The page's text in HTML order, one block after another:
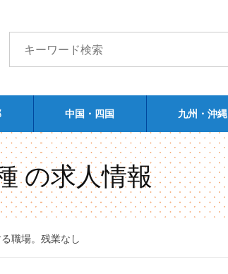
中国・四国 九州・沖縄
の求人情報
職場。残業なし